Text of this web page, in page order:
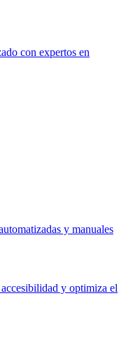
con expertos en
y manuales
y optimiza el